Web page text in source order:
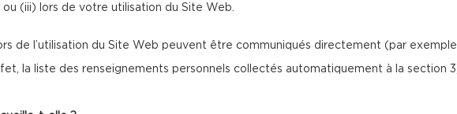
(iii) lors de votre utilisation du Site Web.
de l’utilisation du Site Web peuvent être communiqués directement (par
la liste des renseignements personnels collectés automatiquement à la section